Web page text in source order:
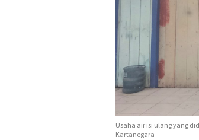
Usaha air isi ulang yang
Kartanegara